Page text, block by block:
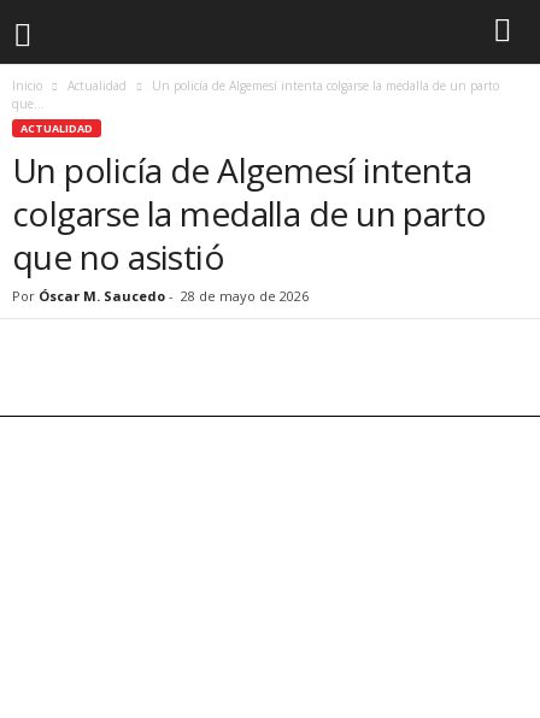
Inicio Actualidad
Un policía de Algemesí intenta colgarse la medalla de un parto
que...
ACTUALIDAD
Un policía de Algemesí intenta
colgarse la medalla de un parto
que no asistió
Por Óscar M. Saucedo - 28 de mayo de 2026